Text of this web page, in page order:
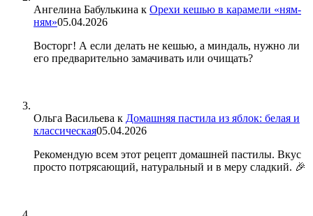
Ангелина Бабулькина к Орехи кешью в карамели «ням-
ням»05.04.2026
Восторг! А если делать не кешью, а миндаль, нужно ли
его предварительно замачивать или очищать?
Ольга Васильева к Домашняя пастила из яблок: белая и
классическая05.04.2026
Рекомендую всем этот рецепт домашней пастилы. Вкус
просто потрясающий, натуральный и в меру сладкий. 🎉